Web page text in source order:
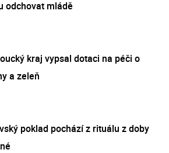
odchovat mládě
kraj vypsal dotaci na péči o
a zeleň
poklad pochází z rituálu z doby